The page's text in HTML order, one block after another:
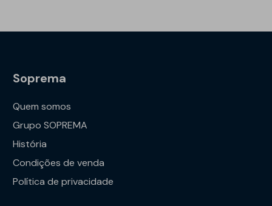
Soprema
Quem somos
Grupo SOPREMA
História
Condições de venda
Política de privacidade